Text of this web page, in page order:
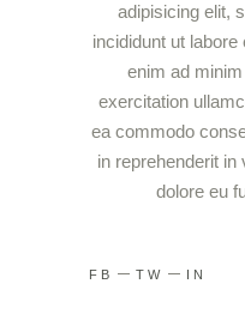
adipisicing elit,
incididunt ut
enim ad
exercitation
ea commodo
in reprehenderit
dolore eu
FB TW IN